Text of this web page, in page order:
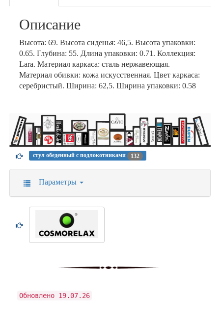
Описание
Высота: 69. Высота сиденья: 46,5. Высота упаковки:
0.65. Глубина: 55. Длина упаковки: 0.71. Коллекция:
Lara. Материал каркаса: сталь нержавеющая.
Материал обивки: кожа искусственная. Цвет каркаса:
серебристый. Ширина: 62,5. Ширина упаковки: 0.58
стул обеденный с подлокотниками 132
Параметры
Обновлено 19.07.26